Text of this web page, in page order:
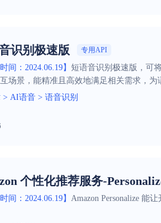
识别极速版 专用API
间：2024.06.19】 短语音识别极速版，可
场景，能精准且高效地满足相关需求，
> AI语音 > 语音识别
个性化推荐服务-
间：2024.06.19】 Amazon Personalize 能